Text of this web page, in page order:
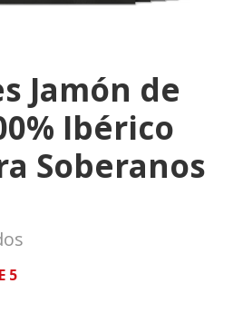
Jamón de
Ibérico
Soberanos
5